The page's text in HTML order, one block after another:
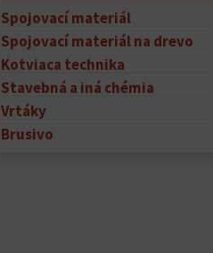
Spojovací materiál
Spojovací materiál na drevo
Kotviaca technika
Stavebná a iná chémia
Vrtáky
Brusivo